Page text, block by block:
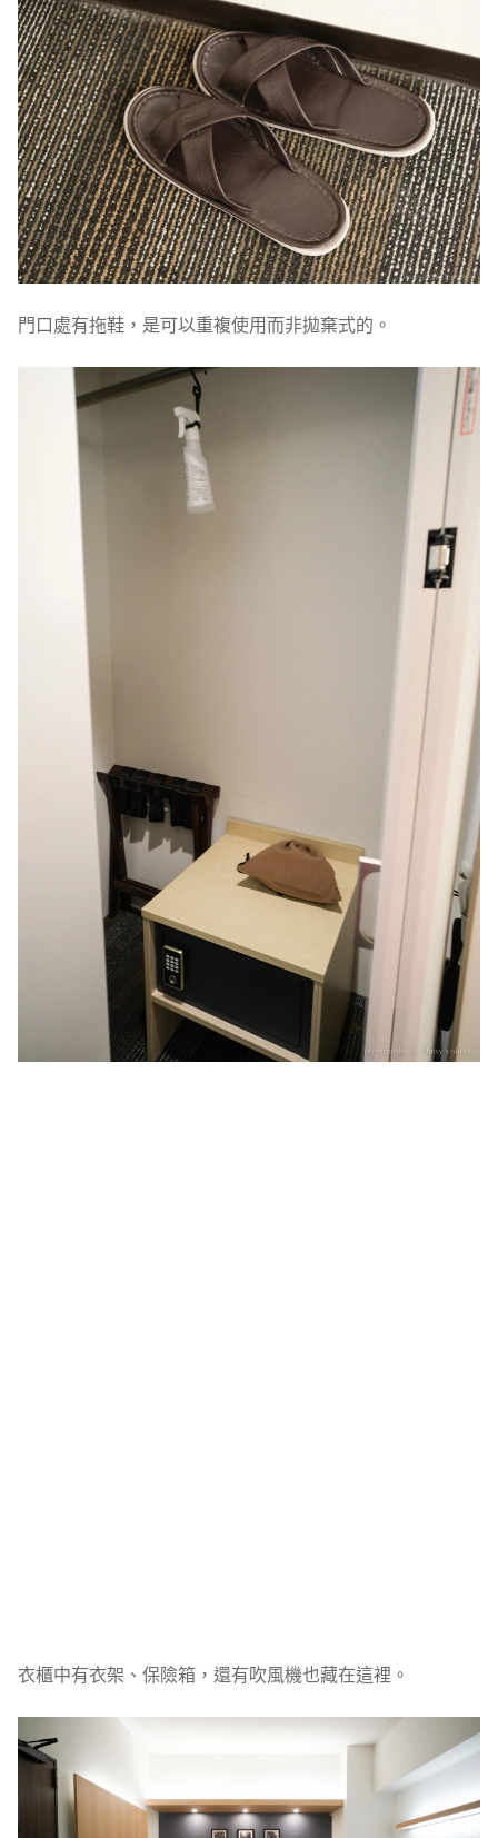
門口處有拖鞋，是可以重複使用而非拋棄式的。
衣櫃中有衣架、保險箱，還有吹風機也藏在這裡。